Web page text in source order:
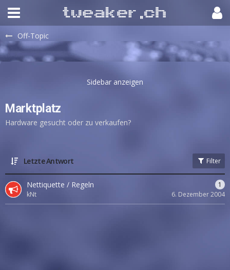
Off-Topic
Marktplatz
Hardware gesucht oder zu verkaufen?
Letzte Antwort Filter
Nettiquette / Regeln
1
kNt
6. Dezember 2004